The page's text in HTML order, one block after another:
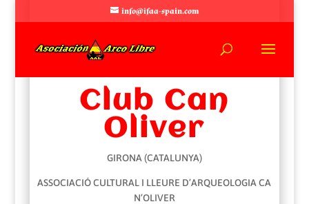
info@ifaa-spain.com
Club Can
Oliver
GIRONA (CATALUNYA)
ASSOCIACIÓ CULTURAL I LLEURE D’ARQUEOLOGIA CA
N’OLIVER